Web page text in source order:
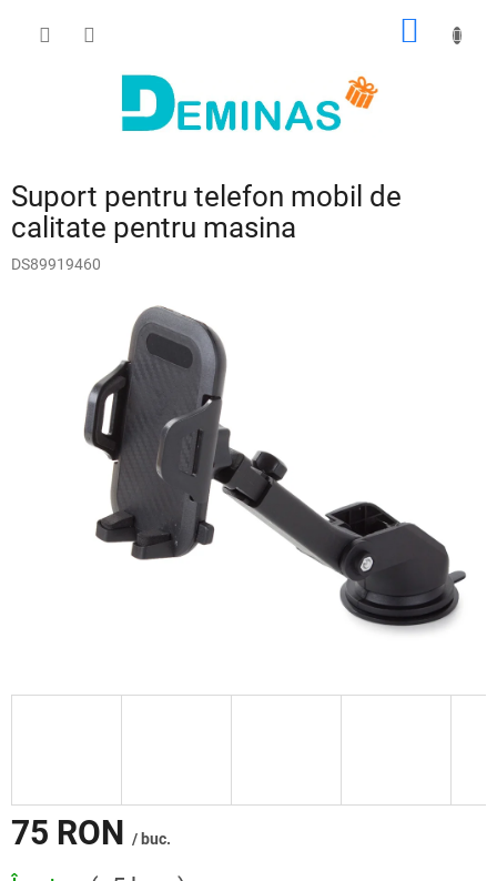
COŞ
Suport pentru telefon mobil de
calitate pentru masina
DS89919460
75 RON / buc.
Evaluare